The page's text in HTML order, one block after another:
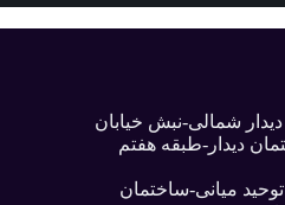
شمالی-نبش خیابان
دیدار-طبقه هفتم
میانی-ساختمان